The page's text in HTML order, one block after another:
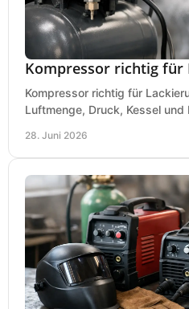
Kompressor richtig für
Kompressor richtig für
Luftmenge, Druck, Kessel
28. Juni 2026